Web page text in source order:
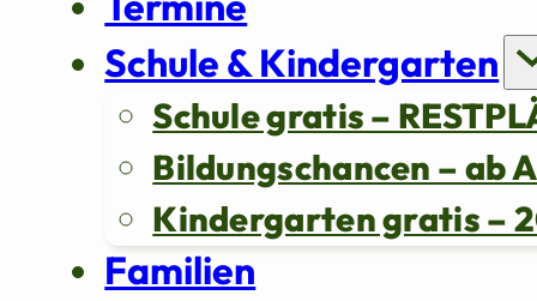
Schule & Kindergarten
Schule gratis –
Bildungschancen – ab
Kindergarten gratis –
Familien